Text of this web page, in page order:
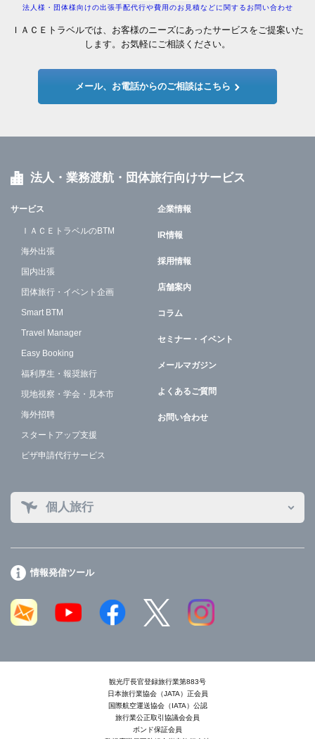
法人様・団体様向けの出張手配代行や費用のお見積などに関するお問い合わせ
ＩＡＣＥトラベルでは、お客様のニーズにあったサービスをご提案いた
します。お気軽にご相談ください。
メール、お電話からのご相談はこちら
法人・業務渡航・団体旅行向けサービス
サービス
ＩＡＣＥトラベルのBTM
海外出張
国内出張
団体旅行・イベント企画
Smart BTM
Travel Manager
Easy Booking
福利厚生・報奨旅行
現地視察・学会・見本市
海外招聘
スタートアップ支援
ビザ申請代行サービス
企業情報
IR情報
採用情報
店舗案内
コラム
セミナー・イベント
メールマガジン
よくあるご質問
お問い合わせ
個人旅行
情報発信ツール
観光庁長官登録旅行業第883号
日本旅行業協会（JATA）正会員
国際航空運送協会（IATA）公認
旅行業公正取引協議会会員
ボンド保証会員